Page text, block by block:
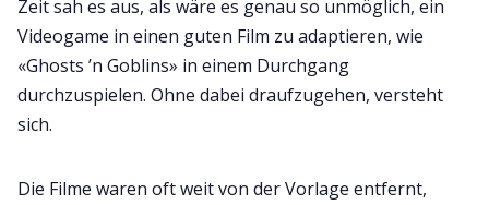
Zeit sah es aus, als wäre es genau so unmöglich, ein
Videogame in einen guten Film zu adaptieren, wie
«Ghosts ’n Goblins» in einem Durchgang
durchzuspielen. Ohne dabei draufzugehen, versteht
sich.
Die Filme waren oft weit von der Vorlage entfernt,